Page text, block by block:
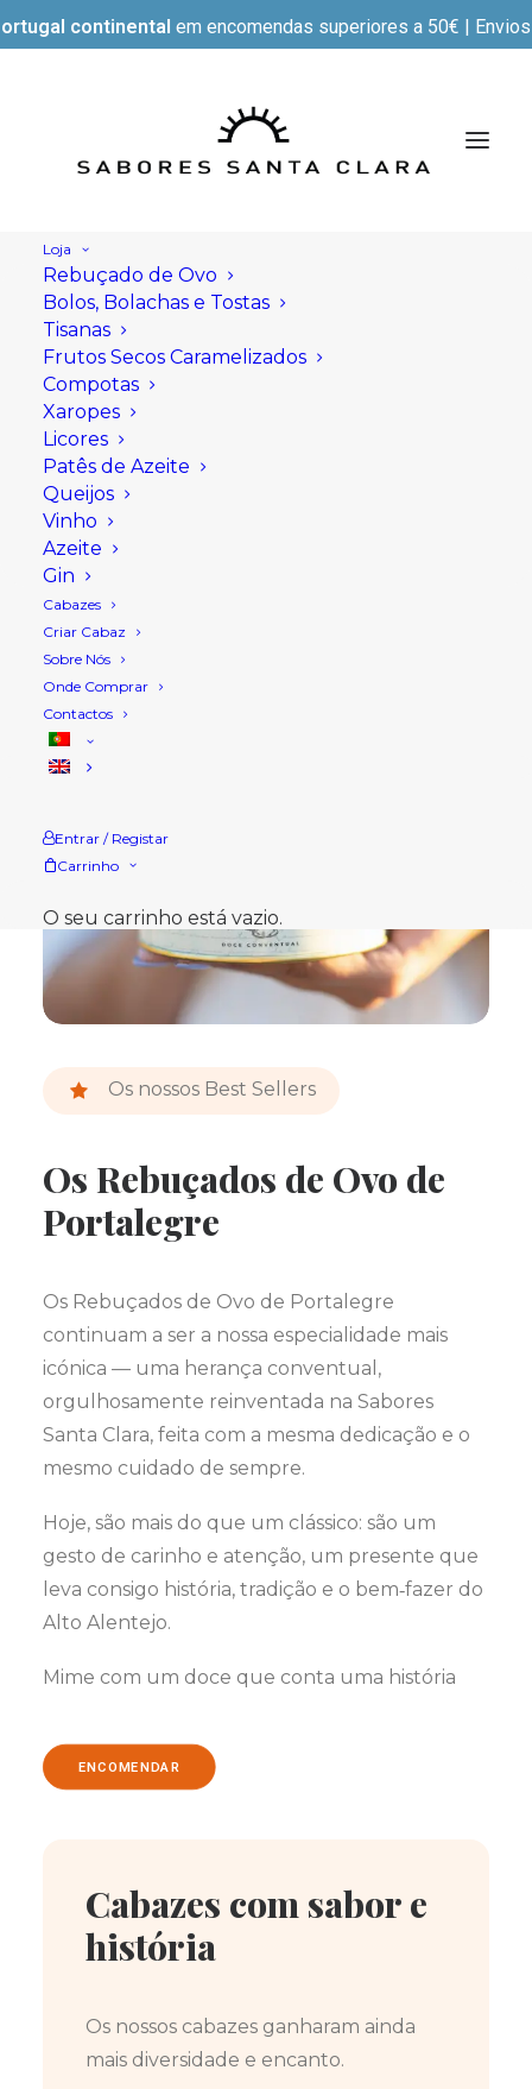
continental em encomendas superiores a 50€ |
Loja
Rebuçado de Ovo
Bolos, Bolachas e Tostas
Tisanas
Frutos Secos Caramelizados
Compotas
Xaropes
Licores
Patês de Azeite
Queijos
Vinho
Azeite
Gin
Cabazes
Criar Cabaz
Sobre Nós
Onde Comprar
Contactos
Entrar / Registar
Carrinho
O seu carrinho está vazio.
Os nossos Best Sellers
Os Rebuçados de Ovo de
Portalegre
Os Rebuçados de Ovo de Portalegre
continuam a ser a nossa especialidade mais
icónica — uma herança conventual,
orgulhosamente reinventada na Sabores
Santa Clara, feita com a mesma dedicação e o
mesmo cuidado de sempre.
Hoje, são mais do que um clássico: são um
gesto de carinho e atenção, um presente que
leva consigo história, tradição e o bem‑fazer do
Alto Alentejo.
Mime com um doce que conta uma história
ENCOMENDAR
Cabazes com sabor e
história
Os nossos cabazes ganharam ainda
mais diversidade e encanto.